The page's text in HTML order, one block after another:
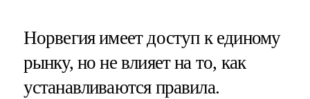
Норвегия имеет доступ к единому
рынку, но не влияет на то, как
устанавливаются правила.